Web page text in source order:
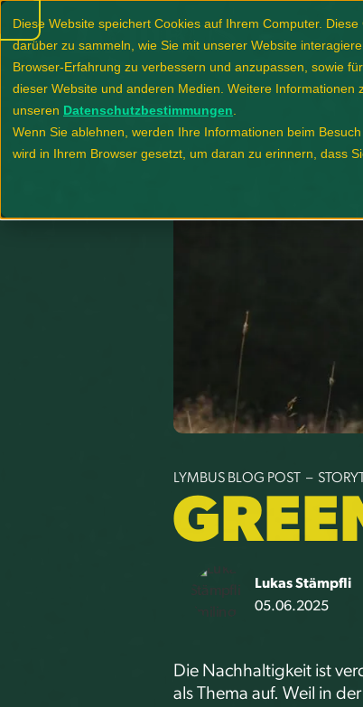
Diese Website speichert Cookies auf Ihrem Computer.
darüber zu sammeln, wie Sie mit unserer Website
Browser-Erfahrung zu verbessern und anzupassen, sowie
dieser Website und anderen Medien. Weitere Informationen
unseren Datenschutzbestimmungen
Wenn Sie ablehnen, werden Ihre Informationen beim
wird in Ihrem Browser gesetzt, um daran zu erinnern, dass
LYMBUS BLOG POST –
Lukas Stämpfli
05.06.2025
Die Nachhaltigkeit ist
als Thema auf. Weil in